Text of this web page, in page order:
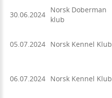
30.06.2024
Norsk Doberman
klub
05.07.2024 Norsk Kennel Klub
06.07.2024 Norsk Kennel Klub